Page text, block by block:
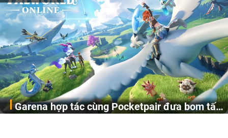
Garena hợp tác cùng Pocketpair đưa bom tấn